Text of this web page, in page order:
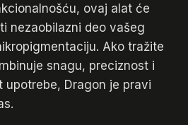
ovaj alat će
nezaobilazni deo vašeg
Ako tražite
snagu, preciznost i
upotrebe, Dragon je pravi